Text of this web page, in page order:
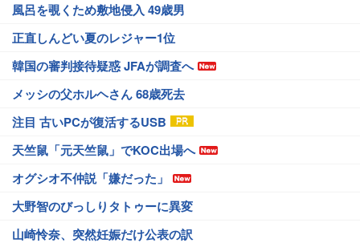
風呂を覗くため敷地侵入 49歳男
正直しんどい夏のレジャー1位
韓国の審判接待疑惑 JFAが調査へ
メッシの父ホルヘさん 68歳死去
注目 古いPCが復活するUSB
天竺鼠「元天竺鼠」でKOC出場へ
オグシオ不仲説「嫌だった」
大野智のびっしりタトゥーに異変
山崎怜奈、突然妊娠だけ公表の訳